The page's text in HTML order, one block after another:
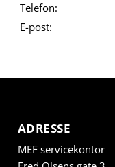
Telefon:
E-post:
ADRESSE
MEF servicekontor